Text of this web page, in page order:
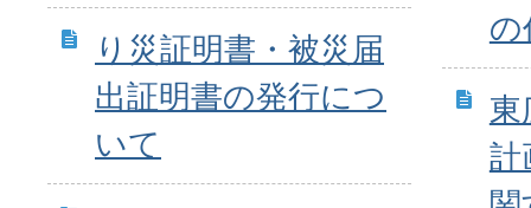
り災証明書・被災届
出証明書の発行につ
いて
の
東
計